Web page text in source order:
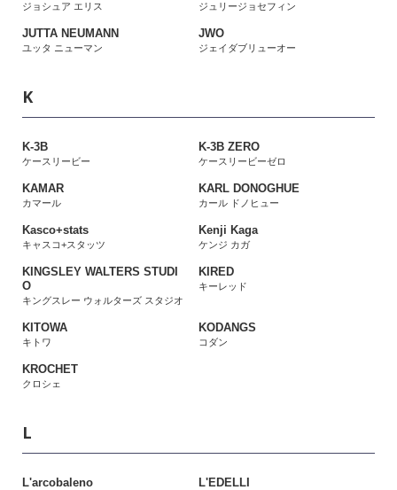
ジョシュア エリス ジュリージョセフィン
JUTTA NEUMANN
ユッタ ニューマン
JWO
ジェイダブリューオー
K
K-3B
ケースリービー
K-3B ZERO
ケースリービーゼロ
KAMAR
カマール
KARL DONOGHUE
カール ドノヒュー
Kasco+stats
キャスコ+スタッツ
Kenji Kaga
ケンジ カガ
KINGSLEY WALTERS STUDI
O
キングスレー ウォルターズ スタジオ
KIRED
キーレッド
KITOWA
キトワ
KODANGS
コダン
KROCHET
クロシェ
L
L'arcobaleno L'EDELLI